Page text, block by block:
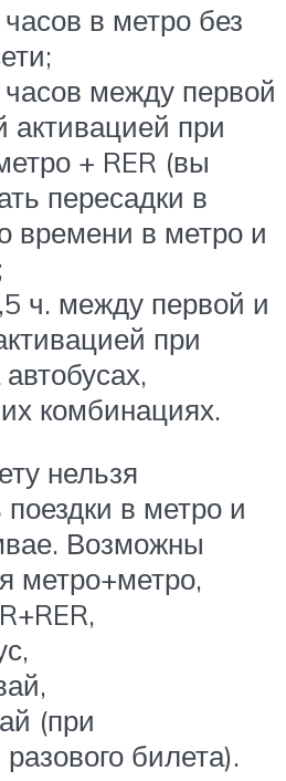
в метро без
между первой
активацией при
+ RER (вы
пересадки в
времени в метро и
ч. между первой и
при
комбинациях.
нельзя
в метро и
Возможны
метро+метро,
(при
билета).